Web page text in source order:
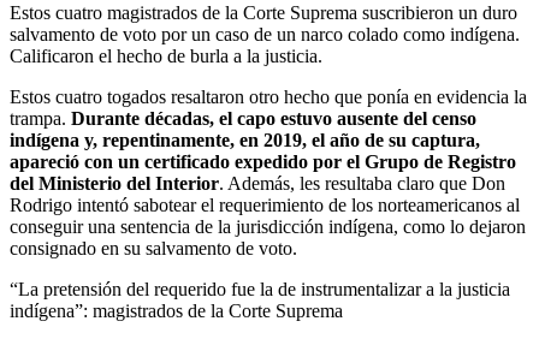
Estos cuatro magistrados de la Corte Suprema suscribieron un duro
salvamento de voto por un caso de un narco colado como indígena.
Calificaron el hecho de burla a la justicia.
Estos cuatro togados resaltaron otro hecho que ponía en evidencia la
trampa. Durante décadas, el capo estuvo ausente del censo
indígena y, repentinamente, en 2019, el año de su captura,
apareció con un certificado expedido por el Grupo de Registro
del Ministerio del Interior. Además, les resultaba claro que Don
Rodrigo intentó sabotear el requerimiento de los norteamericanos al
conseguir una sentencia de la jurisdicción indígena, como lo dejaron
consignado en su salvamento de voto.
“La pretensión del requerido fue la de instrumentalizar a la justicia
indígena”: magistrados de la Corte Suprema